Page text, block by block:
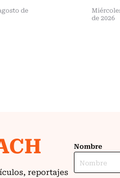
de
de 2026